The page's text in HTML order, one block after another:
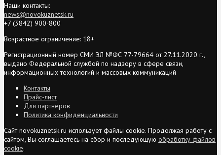
Наши контакты:
news@novokuznetsk.ru
+7 (3842) 900-800
Возрастное ограничение: 18+
Регистрационный номер СМИ ЭЛ №ФС 77-79664 от 27.11.2020 г.,
выдано Федеральной службой по надзору в сфере связи,
информационных технологий и массовых коммуникаций
Контакты
Прайс-лист
Для партнеров
Политика конфиденциальности
Сайт novokuznetsk.ru использует файлы cookie. Продолжая работу с
сайтом, Вы соглашаетесь на сбор и последующую обработку файлов
cookie.